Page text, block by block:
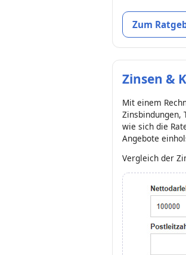
Zum
Zinsen &
Mit einem
Zinsbindungen,
wie sich die
Angebote
Vergleich der